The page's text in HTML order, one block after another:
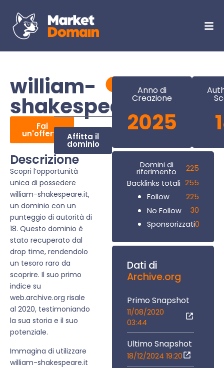
william-
shakespeare.it
Fai
un'offerta Affitta il
dominio
Descrizione
Scopri l’opportunità
unica di possedere
william-shakespeare.it,
un dominio con un
punteggio di autorità di
18. Questo dominio è
stato recuperato dal
drop time, rendendolo
un tesoro raro da
scoprire. Il suo primo
indice su
web.archive.org risale
al 2020, testimoniando
la sua storia e il suo
potenziale.
Immagina di utilizzare
william-shakespeare.it
Anno di
Creazione
2025
Domini di
riferimento
225
Backlinks totali 255
Follow
225
No Follow
30
Sponsorizzati0
Dati di
Archive.org
Primo Snapshot
11/08/2020
03:44
Ultimo Snapshot
18/12/2024 19:20